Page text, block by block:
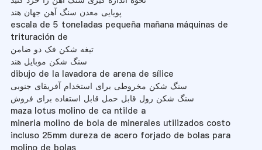
پویایی معدن سنگ آهن جهان هند
escala de 5 toneladas pequeña mañana máquinas de
trituración de
تیغه شکن فک دو ضامن
سنگ شکن موبایل هند
dibujo de la lavadora de arena de sílice
سنگ شکن مخروطی برای استخدام آفریقای جنوبی
سنگ شکن رول قابل حمل قابل استفاده برای فروش
maza lotus molino de ca ntilde a
mineria molino de bola de minerales utilizados costo
incluso 25mm dureza de acero forjado de bolas para
molino de bolas